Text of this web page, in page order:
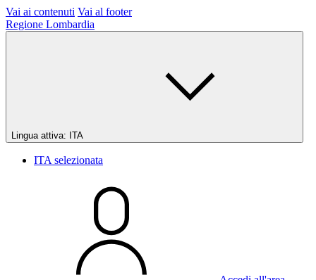
Vai ai contenuti Vai al footer
Regione Lombardia
Lingua attiva: ITA
ITA selezionata